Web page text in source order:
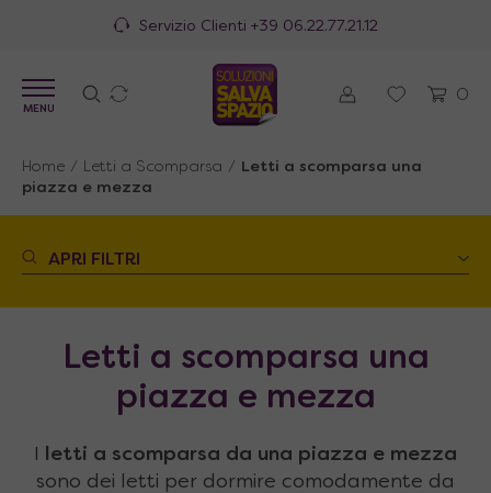
100% Made in Italy
0
MENU
Home / Letti a Scomparsa /
Letti a scomparsa una
piazza e mezza
APRI FILTRI
Letti a scomparsa una
piazza e mezza
letti a scomparsa da una piazza e mezza
sono dei letti per dormire comodamente da